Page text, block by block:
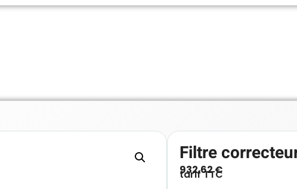
Filtre
932.62€
tarif TTC